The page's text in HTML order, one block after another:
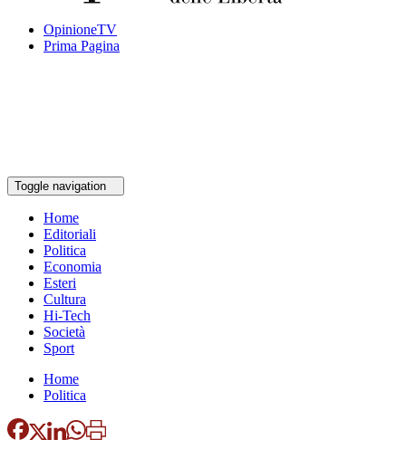
OpinioneTV
Prima Pagina
Toggle navigation
Home
Editoriali
Politica
Economia
Esteri
Cultura
Hi-Tech
Società
Sport
Home
Politica